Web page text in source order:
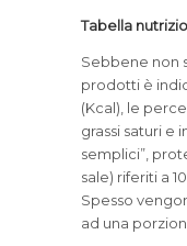
Tabella
Sebbene non
prodotti è
(Kcal), le
grassi saturi e
semplici”,
sale) riferiti a
Spesso
ad una